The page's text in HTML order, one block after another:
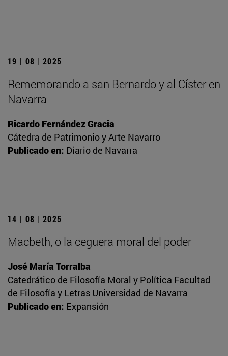
19 | 08 | 2025
Rememorando a san Bernardo y al Císter en
Navarra
Ricardo Fernández Gracia
Cátedra de Patrimonio y Arte Navarro
Publicado en: Diario de Navarra
14 | 08 | 2025
Macbeth, o la ceguera moral del poder
José María Torralba
Catedrático de Filosofía Moral y Política Facultad
de Filosofía y Letras Universidad de Navarra
Publicado en: Expansión